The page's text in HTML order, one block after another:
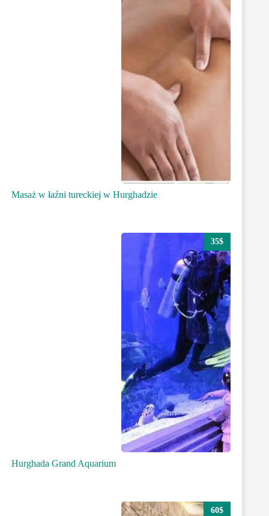
Masaż w łaźni tureckiej w Hurghadzie
Hurghada Grand Aquarium
35$
60$